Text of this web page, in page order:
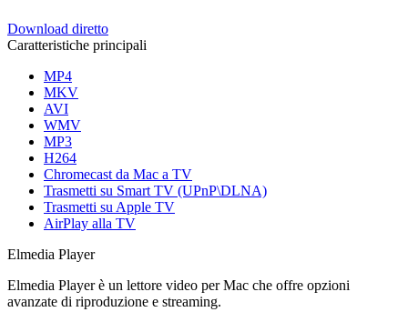
Download diretto
Caratteristiche principali
MP4
MKV
AVI
WMV
MP3
H264
Chromecast da Mac a TV
Trasmetti su Smart TV (UPnP\DLNA)
Trasmetti su Apple TV
AirPlay alla TV
Elmedia Player
Elmedia Player è un lettore video per Mac che offre opzioni
avanzate di riproduzione e streaming.